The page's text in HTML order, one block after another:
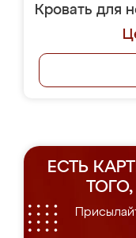
Кровать для
ЕСТЬ